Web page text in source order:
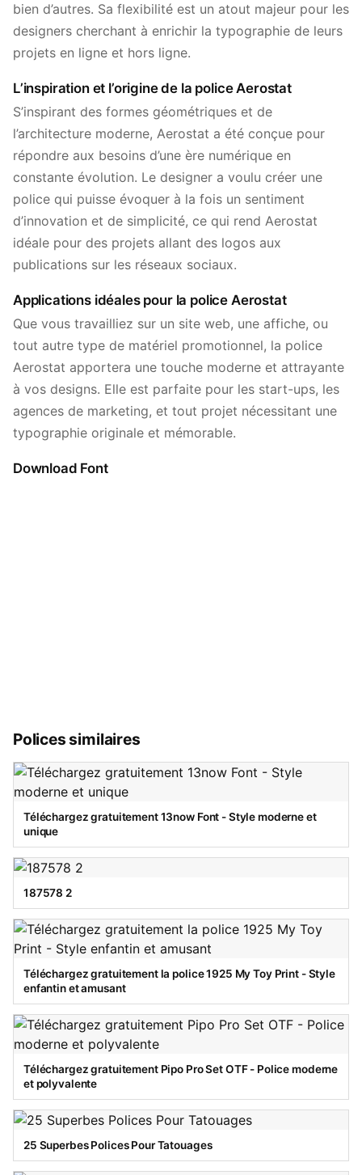
bien d’autres. Sa flexibilité est un atout majeur pour les
designers cherchant à enrichir la typographie de leurs
projets en ligne et hors ligne.
L’inspiration et l’origine de la police Aerostat
S’inspirant des formes géométriques et de
l’architecture moderne, Aerostat a été conçue pour
répondre aux besoins d’une ère numérique en
constante évolution. Le designer a voulu créer une
police qui puisse évoquer à la fois un sentiment
d’innovation et de simplicité, ce qui rend Aerostat
idéale pour des projets allant des logos aux
publications sur les réseaux sociaux.
Applications idéales pour la police Aerostat
Que vous travailliez sur un site web, une affiche, ou
tout autre type de matériel promotionnel, la police
Aerostat apportera une touche moderne et attrayante
à vos designs. Elle est parfaite pour les start-ups, les
agences de marketing, et tout projet nécessitant une
typographie originale et mémorable.
Download Font
Polices similaires
Téléchargez gratuitement 13now Font - Style moderne et
unique
187578 2
Téléchargez gratuitement la police 1925 My Toy Print - Style
enfantin et amusant
Téléchargez gratuitement Pipo Pro Set OTF - Police moderne
et polyvalente
25 Superbes Polices Pour Tatouages